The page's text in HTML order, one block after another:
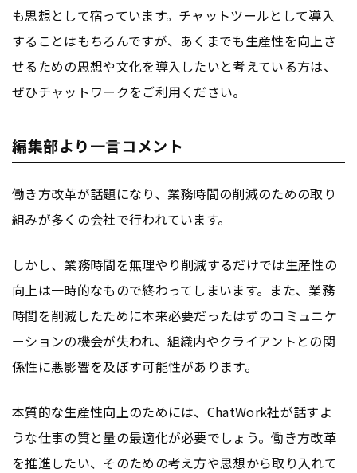
も思想として宿っています。チャットツールとして導入
することはもちろんですが、あくまでも生産性を向上さ
せるための思想や文化を導入したいと考えている方は、
ぜひチャットワークをご利用ください。
編集部より一言コメント
働き方改革が話題になり、業務時間の削減のための取り
組みが多くの会社で行われています。
しかし、業務時間を無理やり削減するだけでは生産性の
向上は一時的なもので終わってしまいます。また、業務
時間を削減したために本来必要だったはずのコミュニケ
ーションの機会が失われ、組織内やクライアントとの関
係性に悪影響を及ぼす可能性があります。
本質的な生産性向上のためには、ChatWork社が話すよ
うな仕事の質と量の最適化が必要でしょう。働き方改革
を推進したい、そのための考え方や思想から取り入れて